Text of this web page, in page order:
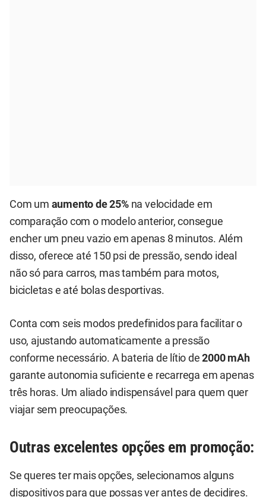
Com um aumento de 25%na velocidade em
comparação com o modelo anterior, consegue
encher um pneu vazio em apenas 8 minutos. Além
disso, oferece até 150 psi de pressão, sendo ideal
não só para carros, mas também para motos,
bicicletas e até bolas desportivas.
Conta com seis modos predefinidos para facilitar o
uso, ajustando automaticamente a pressão
conforme necessário. A bateria de lítio de 2000 mAh
garante autonomia suficiente e recarrega em apenas
três horas. Um aliado indispensável para quem quer
viajar sem preocupações.
Outras excelentes opções em promoção:
Se queres ter mais opções, selecionamos alguns
dispositivos para que possas ver antes de decidires.